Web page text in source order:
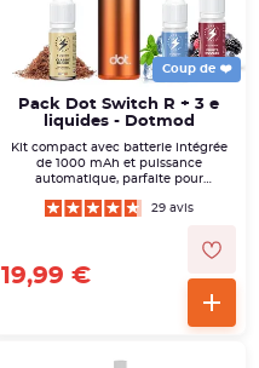
Coup de ❤️
Pack Dot Switch R + 3 e
liquides - Dotmod
Kit compact avec batterie intégrée
de 1000 mAh et puissance
automatique, parfaite pour
29 avis
19,99 €